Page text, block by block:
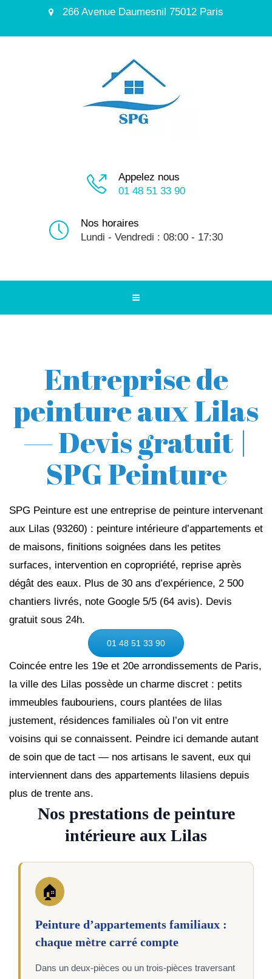
266 Avenue Daumesnil 75012 Paris
Appelez nous
01 48 51 33 90
Nos horaires
Lundi - Vendredi : 08:00 - 17:30
Entreprise de
peinture aux Lilas
— Devis gratuit |
SPG Peinture
SPG Peinture est une entreprise de peinture intervenant
aux Lilas (93260) : peinture intérieure d’appartements et
de maisons, finitions soignées dans les petites
surfaces, intervention en copropriété, reprise après
dégât des eaux. Plus de 30 ans d’expérience, 2 500
chantiers livrés, note Google 5/5 (64 avis). Devis
gratuit sous 24h.
01 48 51 33 90
Coincée entre les 19e et 20e arrondissements de Paris,
la ville des Lilas possède un charme discret : petits
immeubles faubouriens, cours plantées de lilas
justement, résidences familiales où l’on vit entre
voisins qui se connaissent. Peindre ici demande autant
de soin que de tact — nos artisans le savent, eux qui
interviennent dans des appartements lilasiens depuis
plus de trente ans.
Nos prestations de peinture
intérieure aux Lilas
🏠
Peinture d’appartements familiaux :
chaque mètre carré compte
Dans un deux-pièces ou un trois-pièces traversant